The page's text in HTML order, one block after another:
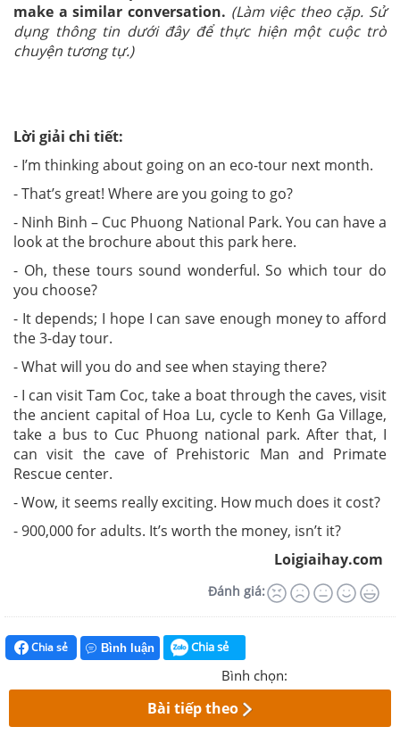
make a similar conversation. (Làm việc theo cặp. Sử
dụng thông tin dưới đây để thực hiện một cuộc trò
chuyện tươngtự.)
Lời giải chi tiết:
- I’m thinking about going on an eco-tour next month.
- That’s great! Where are you going to go?
- Ninh Binh – Cuc Phuong National Park. You can have a
look at the brochure about this park here.
- Oh, these tours sound wonderful. So which tour do
you choose?
- It depends; I hope I can save enough money to afford
the 3-day tour.
- What will you do and see when staying there?
- I can visit Tam Coc, take a boat through the caves, visit
the ancient capital of Hoa Lu, cycle to Kenh Ga Village,
take a bus to Cuc Phuong national park. After that, I
can visit the cave of Prehistoric Man and Primate
Rescue center.
- Wow, it seems really exciting. How much does it cost?
- 900,000 for adults. It’s worth the money, isn’t it?
Loigiaihay.com
Đánh giá:
Chia sẻ Bình luận Chia sẻ
Bình chọn:
Bài tiếp theo